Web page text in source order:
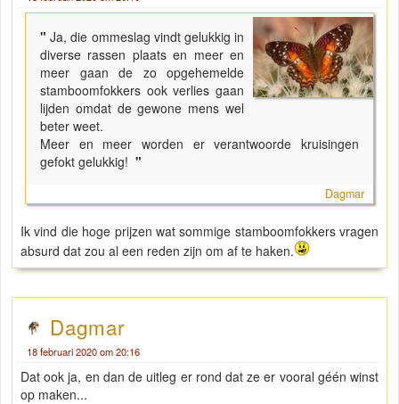
"Ja, die ommeslag vindt gelukkig in
diverse rassen plaats en meer en
meer gaan de zo opgehemelde
stamboomfokkers ook verlies gaan
lijden omdat de gewone mens wel
beter weet.
Meer en meer worden er verantwoorde kruisingen
gefokt gelukkig! "
Dagmar
Ik vind die hoge prijzen wat sommige stamboomfokkers vragen
absurd dat zou al een reden zijn om af te haken.
Dagmar
18 februari 2020 om 20:16
Dat ook ja, en dan de uitleg er rond dat ze er vooral géén winst
op maken...